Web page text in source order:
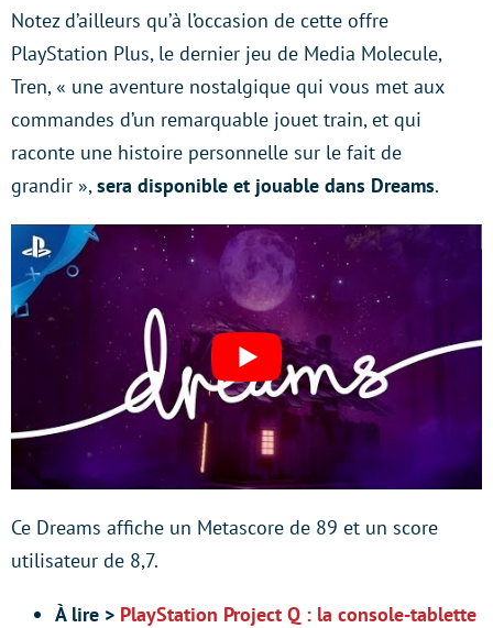
Notez d’ailleurs qu’à l’occasion de cette offre
PlayStation Plus, le dernier jeu de Media Molecule,
Tren, « une aventure nostalgique qui vous met aux
commandes d’un remarquable jouet train, et qui
raconte une histoire personnelle sur le fait de
grandir »,sera disponible et jouable dans Dreams.
Ce Dreams affiche un Metascore de 89 et un score
utilisateur de 8,7.
À lire > PlayStation Project Q : la console-tablette